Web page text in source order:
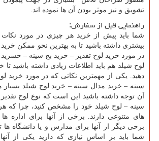
تشویق و نیز موثر بودن آن ها نموده اند.
راهنمایی قبل از سفارش:
شما باید پیش از خرید هر چیزی در مورد نکات
بیشتری داشته باشید تا به بهترین نحو ممکن خرید
در مورد خرید لوح تقدیر – خرید بج سینه –
لوح شیلد هم باید اطلاعات زیادی داشته باشید تا
دهید. یکی از مهمترین نکاتی که در مورد خرید
سینه – خرید مدال سینه – خرید لوح شیلد بسیار
آن توجه داشته باشید این است که نوع لوح
سینه – لوح شیلد خود را مشخص کنید، چرا که هر
های متنوعی دارند. برخی از آنها برای اداره
برخی دیگر از آنها برای مدارس و یا دانشگاه ها
شما باید بر اساس نیازی که دارید یکی از